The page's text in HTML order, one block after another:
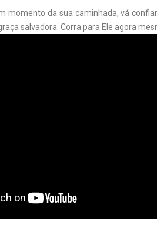
momento da sua caminhada, vá
salvadora. Corra para Ele agora